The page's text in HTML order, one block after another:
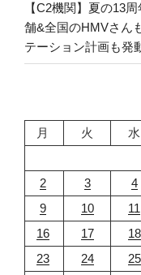
【C2機関】夏の13
舗&全国のHMVさん
テーション計画も発
月
火 水
2
3 4
9
10 11
16
17 18
23
24 25